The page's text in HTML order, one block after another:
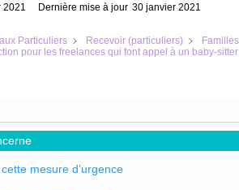
2021 Dernière mise à jour 30 janvier 2021
Particuliers Recevoir (particuliers)
pour les freelances qui font appel à un baby-sitter
mesure d’urgence